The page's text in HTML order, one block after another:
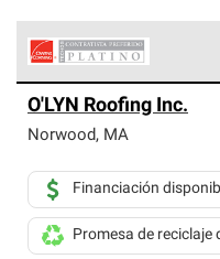
Corning constituyen el
exclusiva y cumplen
Solo ellos pueden
sistemas de techos.
O'LYN Roofing Inc.
Norwood, MA
Financiación
Promesa de reciclaje